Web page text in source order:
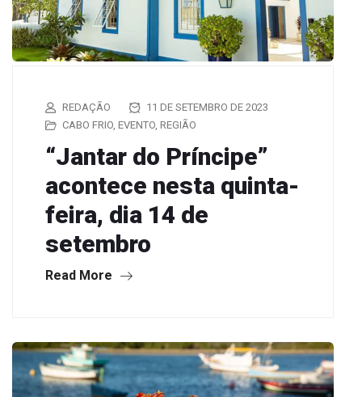
REDAÇÃO
11 DE SETEMBRO DE 2023
CABO FRIO, EVENTO, REGIÃO
“Jantar do Príncipe”
acontece nesta quinta-
feira, dia 14 de
setembro
Read More